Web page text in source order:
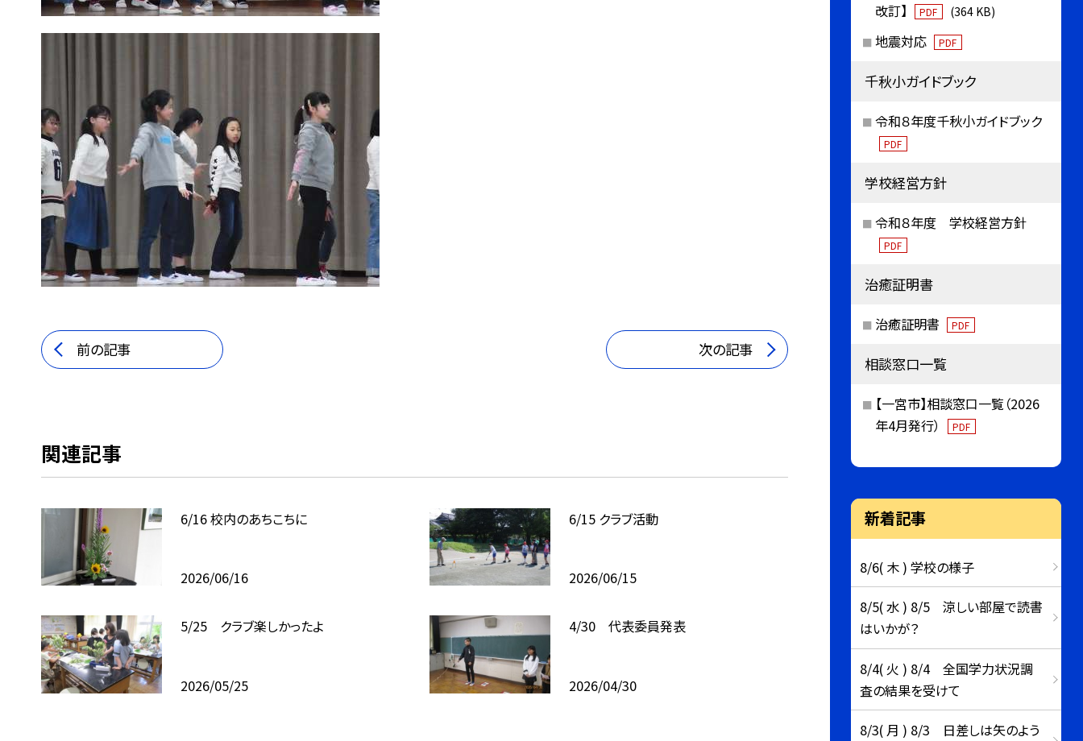
前の記事 次の記事
関連記事
6/16 校内のあちこちに
2026/06/16
6/15 クラブ活動
2026/06/15
5/25 クラブ楽しかったよ
2026/05/25
4/30 代表委員発表
2026/04/30
改訂】
PDF (364 KB)
地震対応 PDF
千秋小ガイドブック
令和８年度千秋小ガイドブック
PDF
学校経営方針
令和８年度 学校経営方針
PDF
治癒証明書
治癒証明書 PDF
相談窓口一覧
【一宮市】相談窓口一覧（2026
年4月発行）
PDF
新着記事
8/6( 木 ) 学校の様子
8/5( 水 ) 8/5 涼しい部屋で読書
はいかが？
8/4( 火 ) 8/4 全国学力状況調
査の結果を受けて
8/3( 月 ) 8/3 日差しは矢のよう